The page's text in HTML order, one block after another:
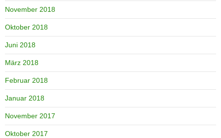
November 2018
Oktober 2018
Juni 2018
März 2018
Februar 2018
Januar 2018
November 2017
Oktober 2017